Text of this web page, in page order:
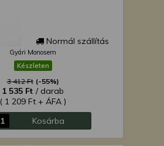
Normál szállítás
Gyári Monosem
Készleten
3 412 Ft (-55%)
1 535 Ft / darab
( 1 209 Ft + ÁFA )
Kosárba